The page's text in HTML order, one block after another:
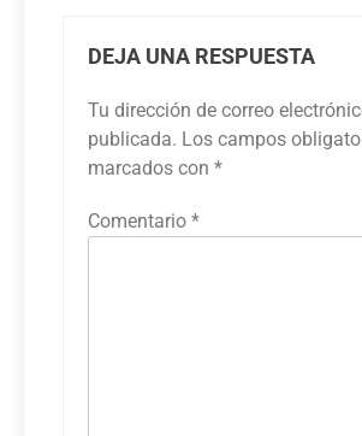
DEJA UNA RESPUESTA
Tu dirección de correo
publicada. Los campos
marcados con *
Comentario *